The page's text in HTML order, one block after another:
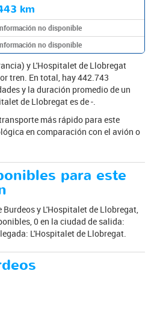
km
no disponible
no disponible
y L'Hospitalet de Llobregat
tren. En total, hay 442.743
y la duración promedio de un
de Llobregat es de -.
más rápido para este
en comparación con el avión o
para este
y L'Hospitalet de Llobregat,
0 en la ciudad de salida:
L'Hospitalet de Llobregat.